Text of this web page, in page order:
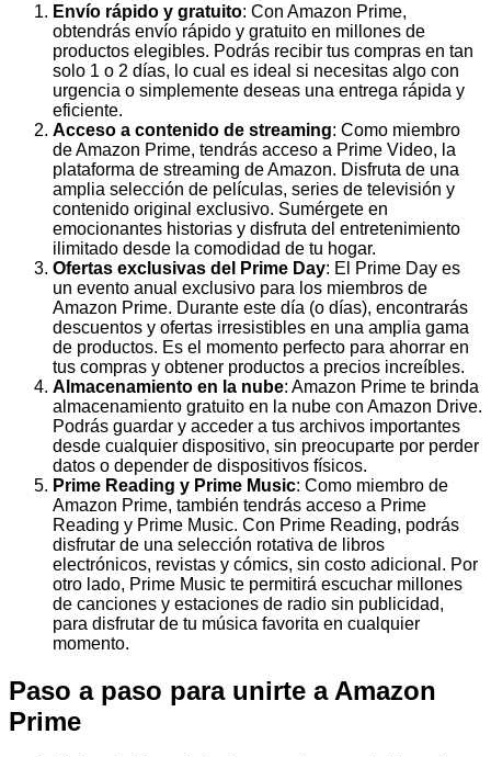
Envío rápido y gratuito: Con Amazon Prime,
obtendrás envío rápido y gratuito en millones de
productos elegibles. Podrás recibir tus compras en tan
solo 1 o 2 días, lo cual es ideal si necesitas algo con
urgencia o simplemente deseas una entrega rápida y
eficiente.
Acceso a contenido de streaming: Como miembro
de Amazon Prime, tendrás acceso a Prime Video, la
plataforma de streaming de Amazon. Disfruta de una
amplia selección de películas, series de televisión y
contenido original exclusivo. Sumérgete en
emocionantes historias y disfruta del entretenimiento
ilimitado desde la comodidad de tu hogar.
Ofertas exclusivas del Prime Day: El Prime Day es
un evento anual exclusivo para los miembros de
Amazon Prime. Durante este día (o días), encontrarás
descuentos y ofertas irresistibles en una amplia gama
de productos. Es el momento perfecto para ahorrar en
tus compras y obtener productos a precios increíbles.
Almacenamiento en la nube: Amazon Prime te brinda
almacenamiento gratuito en la nube con Amazon Drive.
Podrás guardar y acceder a tus archivos importantes
desde cualquier dispositivo, sin preocuparte por perder
datos o depender de dispositivos físicos.
Prime Reading y Prime Music: Como miembro de
Amazon Prime, también tendrás acceso a Prime
Reading y Prime Music. Con Prime Reading, podrás
disfrutar de una selección rotativa de libros
electrónicos, revistas y cómics, sin costo adicional. Por
otro lado, Prime Music te permitirá escuchar millones
de canciones y estaciones de radio sin publicidad,
para disfrutar de tu música favorita en cualquier
momento.
Paso a paso para unirte a Amazon
Prime